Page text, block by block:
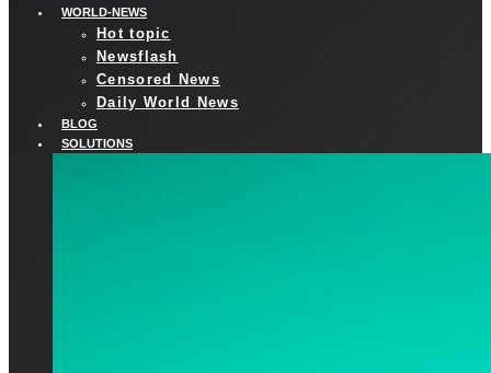
WORLD-NEWS
Hot topic
Newsflash
Censored News
Daily World News
BLOG
SOLUTIONS